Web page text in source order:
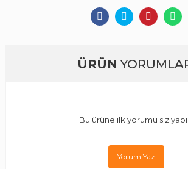
ÜRÜN
Bu ürüne ilk yorumu siz
Yorum Yaz